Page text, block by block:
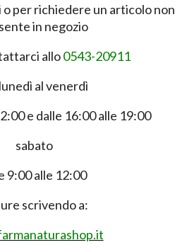
per richiedere un articolo non
in negozio
allo0543-20911
al venerdì
e dalle 16:00 alle 19:00
sabato
9:00 alle 12:00
scrivendo a: